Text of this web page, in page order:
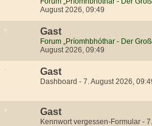
August 2026, 09:49
Gast
Forum „Príomhbhóthar - Der
August 2026, 09:49
Gast
Dashboard - 7. August 2026,
Gast
Kennwort vergessen-Formular -